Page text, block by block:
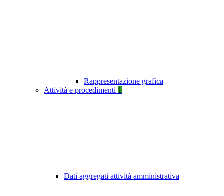
Rappresentazione grafica
Attività e procedimenti 1
Dati aggregati attività amministrativa